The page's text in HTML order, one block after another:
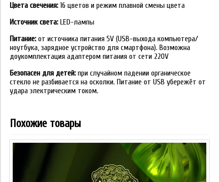
Цвета свечения: 16 цветов и режим плавной смены цвета
Источник света: LED-лампы
Питание: от источника питания 5V (USB-выхода компьютера/
ноутбука, зарядное устройство для смартфона). Возможна
доукомплектация адаптером питания от сети 220V
Безопасен для детей: при случайном падении органическое
стекло не разбивается на осколки. Питание от USB убережёт от
удара электрическим током.
Похожие товары